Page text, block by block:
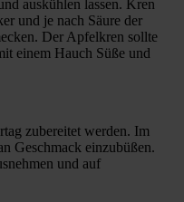
auskühlen lassen. Kren
und je nach Säure der
Der Apfelkren sollte
einem Hauch Süße und
zubereitet werden. Im
Geschmack einzubüßen.
und auf